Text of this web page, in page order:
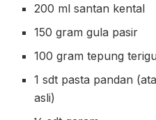
200 ml santan kental
150 gram gula pasir
100 gram tepung terigu
1 sdt pasta pandan
asli)